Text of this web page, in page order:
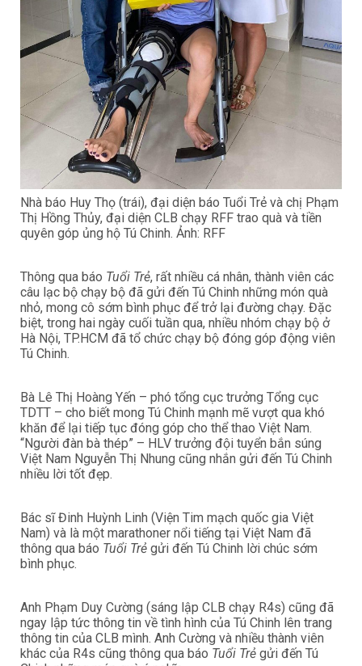
Nhà báo Huy Thọ (trái), đại diện báo Tuổi Trẻ và chị Phạm
Thị Hồng Thủy, đại diện CLB chạy RFF trao quà và tiền
quyên góp ủng hộ Tú Chinh. Ảnh: RFF
Thông qua báo Tuổi Trẻ, rất nhiều cá nhân, thành viên các
câu lạc bộ chạy bộ đã gửi đến Tú Chinh những món quà
nhỏ, mong cô sớm bình phục để trở lại đường chạy. Đặc
biệt, trong hai ngày cuối tuần qua, nhiều nhóm chạy bộ ở
Hà Nội, TP.HCM đã tổ chức chạy bộ đóng góp động viên
Tú Chinh.
Bà Lê Thị Hoàng Yến – phó tổng cục trưởng Tổng cục
TDTT – cho biết mong Tú Chinh mạnh mẽ vượt qua khó
khăn để lại tiếp tục đóng góp cho thể thao Việt Nam.
“Người đàn bà thép” – HLV trưởng đội tuyển bắn súng
Việt Nam Nguyễn Thị Nhung cũng nhắn gửi đến Tú Chinh
nhiều lời tốt đẹp.
Bác sĩ Đinh Huỳnh Linh (Viện Tim mạch quốc gia Việt
Nam) và là một marathoner nổi tiếng tại Việt Nam đã
thông qua báo Tuổi Trẻ gửi đến Tú Chinh lời chúc sớm
bình phục.
Anh Phạm Duy Cường (sáng lập CLB chạy R4s) cũng đã
ngay lập tức thông tin về tình hình của Tú Chinh lên trang
thông tin của CLB mình. Anh Cường và nhiều thành viên
khác của R4s cũng thông qua báo Tuổi Trẻ gửi đến Tú